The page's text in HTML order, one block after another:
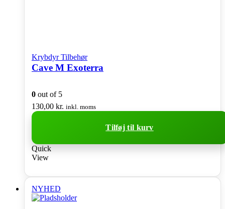
Krybdyr Tilbehør
Cave M Exoterra
0 out of 5
130,00 kr. inkl. moms
Tilføj til kurv
Quick
View
NYHED